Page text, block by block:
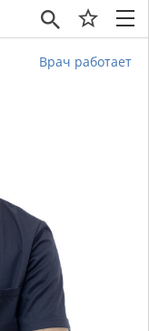
×
Врач работает